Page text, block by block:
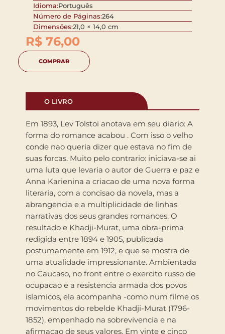
Idioma:Português
Número de Páginas:264
Dimensões:21,0 × 14,0 cm
R$ 76,00
COMPRAR
O LIVRO
Em 1893, Lev Tolstoi anotava em seu diario: A
forma do romance acabou . Com isso o velho
conde nao queria dizer que estava no fim de
suas forcas. Muito pelo contrario: iniciava-se ai
uma luta que levaria o autor de Guerra e paz e
Anna Karienina a criacao de uma nova forma
literaria, com a concisao da novela, mas a
abrangencia e a multiplicidade de linhas
narrativas dos seus grandes romances. O
resultado e Khadji-Murat, uma obra-prima
redigida entre 1894 e 1905, publicada
postumamente em 1912, e que se mostra de
uma atualidade impressionante. Ambientada
no Caucaso, no front entre o exercito russo de
ocupacao e a resistencia armada dos povos
islamicos, ela acompanha -como num filme os
movimentos do rebelde Khadji-Murat (1796-
1852), empenhado na sobrevivencia e na
afirmacao de seus valores. Em vinte e cinco